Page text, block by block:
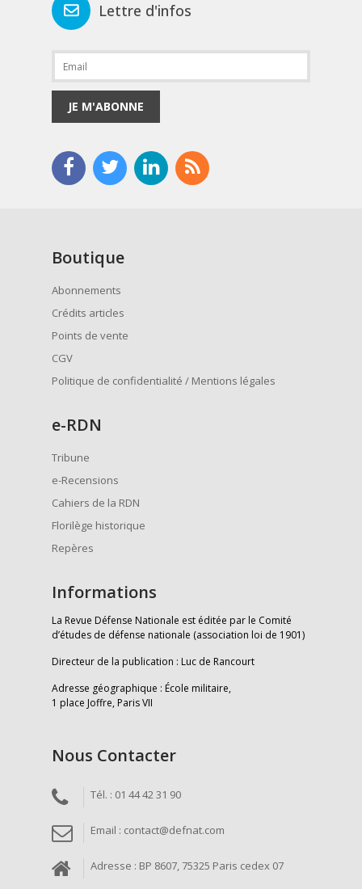
Lettre d'infos
JE M'ABONNE
Boutique
Abonnements
Crédits articles
Points de vente
CGV
Politique de confidentialité / Mentions légales
e-RDN
Tribune
e-Recensions
Cahiers de la RDN
Florilège historique
Repères
Informations
La Revue Défense Nationale est éditée par le Comité
d’études de défense nationale (association loi de 1901)
Directeur de la publication : Luc de Rancourt
Adresse géographique : École militaire,
1 place Joffre, Paris VII
Nous Contacter
Tél. : 01 44 42 31 90
Email : contact@defnat.com
Adresse : BP 8607, 75325 Paris cedex 07